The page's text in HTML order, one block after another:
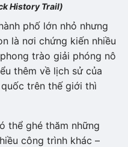
History Trail)
phố lớn nhỏ nhưng
là nơi chứng kiến nhiều
trào giải phóng nô
thêm về lịch sử của
trên thế giới thì
thể ghé thăm những
công trình khác –